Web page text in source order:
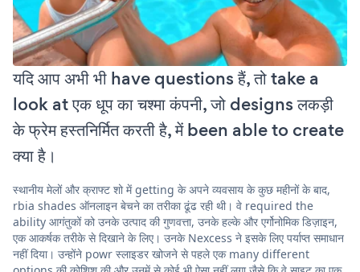
यदि आप अभी भी have questions हैं, तो take a
look at एक धूप का चश्मा कंपनी, जो designs लकड़ी
के फ्रेम हस्तनिर्मित करती है, में been able to create
क्या है।
स्थानीय मेलों और क्राफ्ट शो में getting के अपने व्यवसाय के कुछ महीनों के बाद,
rbia shades ऑनलाइन बेचने का तरीका ढूंढ रही थी। वे required the
ability आगंतुकों को उनके उत्पाद की गुणवत्ता, उनके हल्के और एर्गोनोमिक डिज़ाइन,
एक आकर्षक तरीके से दिखाने के लिए। उनके Nexcess ने इसके लिए पर्याप्त समाधान
नहीं दिया। उन्होंने powr स्लाइडर खोजने से पहले एक many different